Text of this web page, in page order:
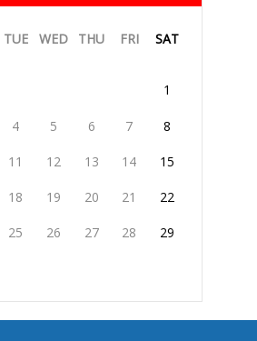
TUE WED THU FRI SAT
1
4 5 6 7 8
11 12 13 14 15
18 19 20 21 22
25 26 27 28 29